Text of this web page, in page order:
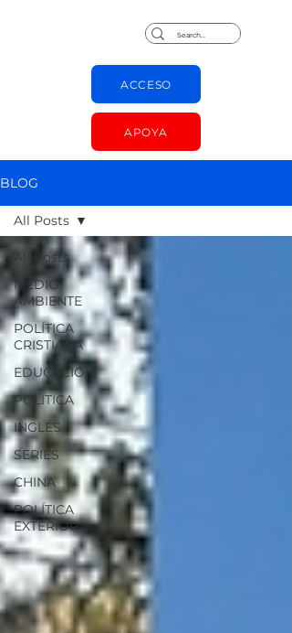
ACCESO
APOYA
BLOG
All Posts
MEDIO
AMBIENTE
POLÍTICA
CRISTIANA
EDUCACIÓN
POLÍTICA
INGLÉS
SERIES
CHINA
POLÍTICA
EXTERIOR
All Posts